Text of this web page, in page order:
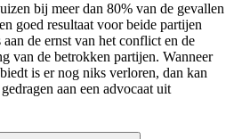
bij meer dan 80% van de gevallen
goed resultaat voor beide partijen
de ernst van het conflict en de
van de betrokken partijen. Wanneer
is er nog niks verloren, dan kan
aan een advocaat uit